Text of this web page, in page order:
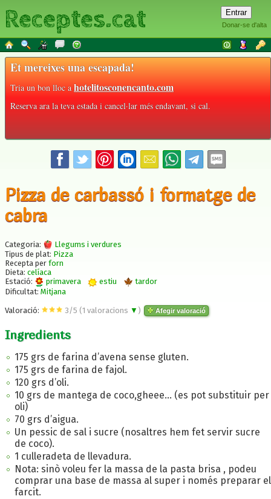
Donar-se d'alta
Receptes.cat
Et mereixes una escapada!
Tria un bon lloc ahotelitosconencanto.com
Reserva ara la teva estada i cancel·lar més endavant, si cal.
Pizza de carbassó i formatge de
cabra
Categoria:
Llegums i verdures
Tipus de plat: Pizza
Recepta per forn
Dieta: celíaca
Estació:
primavera estiu
tardor
Dificultat: Mitjana
Valoració: 3 /5 (1 valoracions ▼ ) Afegir valoració
Ingredients
175 grs de farina d’avena sense gluten.
175 grs de farina de fajol.
120 grs d’oli.
10 grs de mantega de coco,gheee… (es pot substituir per
oli)
70 grs d’aigua.
Un pessic de sal i sucre (nosaltres hem fet servir sucre
de coco).
1 culleradeta de llevadura.
Nota: sinò voleu fer la massa de la pasta brisa , podeu
comprar una base de massa al super i només preparar el
farcit.